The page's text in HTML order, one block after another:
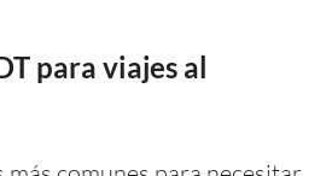
para viajes al